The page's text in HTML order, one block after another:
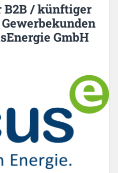
B2B / künftiger
GmbH